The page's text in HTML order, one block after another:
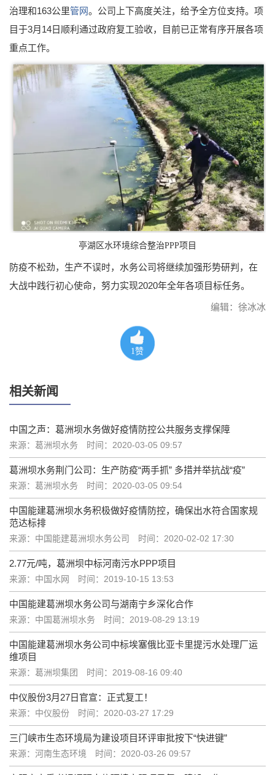
治理和163公里管网。公司上下高度关注，给予全方位支持。项
目于3月14日顺利通过政府复工验收，目前已正常有序开展各项
重点工作。
亭湖区水环境综合整治PPP项目
防疫不松劲，生产不误时，水务公司将继续加强形势研判，在
大战中践行初心使命，努力实现2020年全年各项目标任务。
编辑：徐冰冰
1赞
相关新闻
中国之声：葛洲坝水务做好疫情防控公共服务支撑保障
来源：葛洲坝水务 时间：2020-03-05 09:57
葛洲坝水务荆门公司：生产防疫“两手抓” 多措并举抗战“疫”
来源：葛洲坝水务 时间：2020-03-05 09:54
中国能建葛洲坝水务积极做好疫情防控，确保出水符合国家规
范达标排
来源：中国能建葛洲坝水务公司 时间：2020-02-02 17:30
2.77元/吨，葛洲坝中标河南污水PPP项目
来源：中国水网 时间：2019-10-15 13:53
中国能建葛洲坝水务公司与湖南宁乡深化合作
来源：中国葛洲坝水务 时间：2019-08-29 13:19
中国能建葛洲坝水务公司中标埃塞俄比亚卡里提污水处理厂运
维项目
来源：葛洲坝集团 时间：2019-08-16 09:40
中仪股份3月27日官宣：正式复工！
来源：中仪股份 时间：2020-03-27 17:29
三门峡市生态环境局为建设项目环评审批按下“快进键”
来源：河南生态环境 时间：2020-03-26 09:57